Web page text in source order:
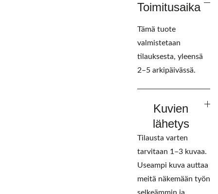
Toimitusaika
Tämä tuote
valmistetaan
tilauksesta, yleensä
2–5 arkipäivässä.
Kuvien
lähetys
Tilausta varten
tarvitaan 1–3 kuvaa.
Useampi kuva auttaa
meitä näkemään työn